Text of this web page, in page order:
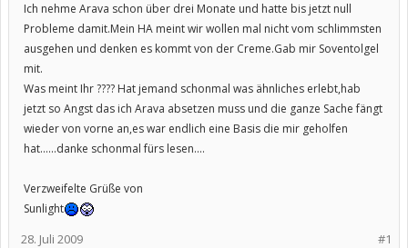
Ich nehme Arava schon über drei Monate und hatte bis jetzt null
Probleme damit.Mein HA meint wir wollen mal nicht vom schlimmsten
ausgehen und denken es kommt von der Creme.Gab mir Soventolgel
mit.
Was meint Ihr ???? Hat jemand schonmal was ähnliches erlebt,hab
jetzt so Angst das ich Arava absetzen muss und die ganze Sache fängt
wieder von vorne an,es war endlich eine Basis die mir geholfen
hat......danke schonmal fürs lesen....
Verzweifelte Grüße von
Sunlight
#1
28. Juli 2009